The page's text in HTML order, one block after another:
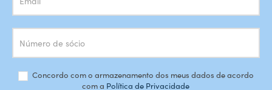
Concordo com o armazenamento dos meus dados de acordo
com a Política de Privacidade